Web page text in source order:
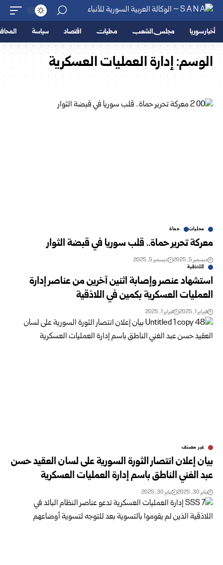
أخبار سوريا مجلس الشعب محليات اقتصاد سياسة
الوسم:إدارة العمليات العسكرية
محليات حماة
معركة تحرير حماة.. قلب سوريا في قبضة الثوار
ديسمبر 5, 2025 ديسمبر 5, 2025
اللاذقية
استشهاد عنصر وإصابة اثنين آخرين من عناصر إدارة
العمليات العسكرية بكمين في اللاذقية
فبراير 1, 2025 فبراير 1, 2025
غير مصنف
بيان إعلان انتصار الثورة السورية على لسان العقيد حسن
عبد الغني الناطق باسم إدارة العمليات العسكرية
يناير 30, 2025 يناير 30, 2025